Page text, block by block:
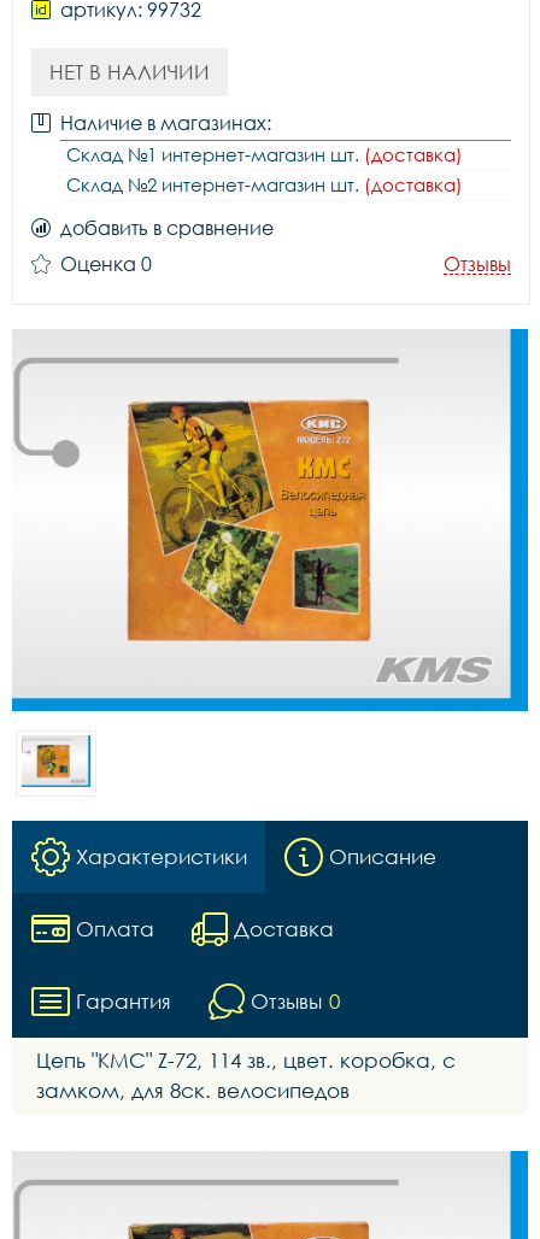
артикул: 99732
НЕТ В НАЛИЧИИ
Наличие в магазинах:
Склад №1 интернет-магазин шт. (доставка)
Склад №2 интернет-магазин шт. (доставка)
добавить в сравнение
Оценка 0
Отзывы
Характеристики Описание
Оплата Доставка
Гарантия Отзывы 0
Цепь "KMC" Z-72, 114 зв., цвет. коробка, с
замком, для 8ск. велосипедов